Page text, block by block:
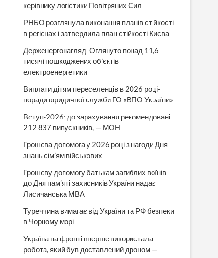
керівнику логістики Повітряних Сил
РНБО розглянула виконання планів стійкості
в регіонах і затвердила план стійкості Києва
Держенергонагляд: Оглянуто понад 11,6
тисячі пошкоджених об’єктів
електроенергетики
Виплати дітям переселенців в 2026 році-
поради юридичної служби ГО «ВПО України»
Вступ-2026: до зарахування рекомендовані
212 837 випускників, — МОН
Грошова допомога у 2026 році з нагоди Дня
знань сім’ям військових
Грошову допомогу батькам загиблих воїнів
до Дня пам’яті захисників України надає
Лисичанська МВА
Туреччина вимагає від України та РФ безпеки
в Чорному морі
Україна на фронті вперше використала
робота, який був доставлений дроном —